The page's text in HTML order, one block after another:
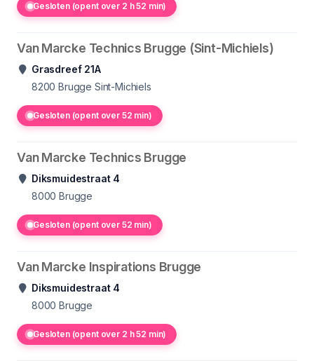
Gesloten (opent over 2 h 52 min)
Van Marcke Technics Brugge (Sint-Michiels)
Grasdreef 21A
8200 Brugge Sint-Michiels
Gesloten (opent over 52 min)
Van Marcke Technics Brugge
Diksmuidestraat 4
8000 Brugge
Gesloten (opent over 52 min)
Van Marcke Inspirations Brugge
Diksmuidestraat 4
8000 Brugge
Gesloten (opent over 2 h 52 min)